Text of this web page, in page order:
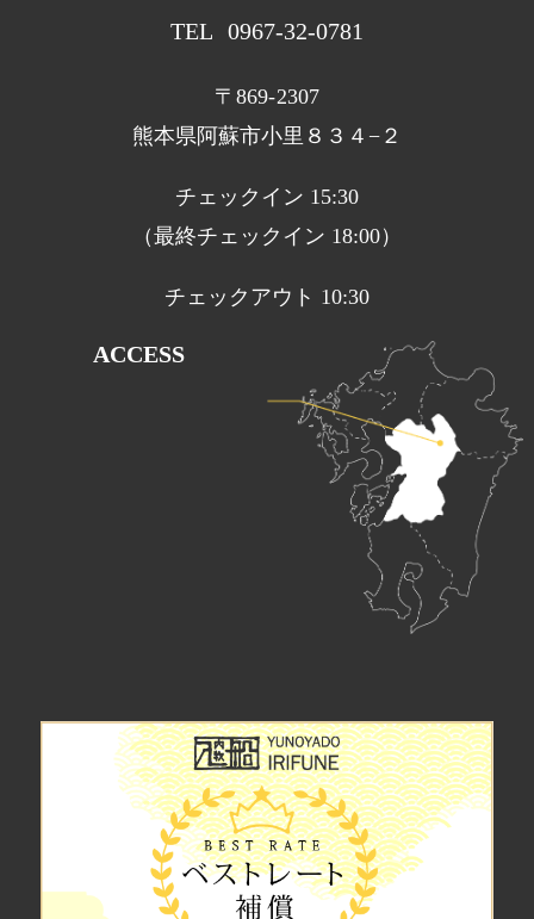
TEL 0967-32-0781
〒869-2307
熊本県阿蘇市小里８３４−２
チェックイン 15:30
（最終チェックイン 18:00）
チェックアウト 10:30
ACCESS